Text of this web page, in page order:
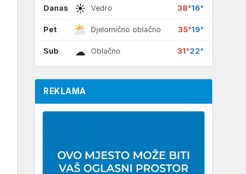
Danas ☀ Vedro 38°16°
Pet Djelomično oblačno 35°19°
Sub ☁ Oblačno 31°22°
REKLAMA